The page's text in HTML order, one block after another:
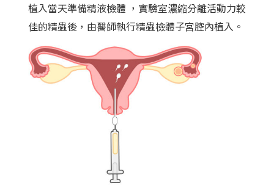
植入當天準備精液檢體 ，實驗室濃縮分離活動力較
佳的精蟲後，由醫師執行精蟲檢體子宮腔內植入。